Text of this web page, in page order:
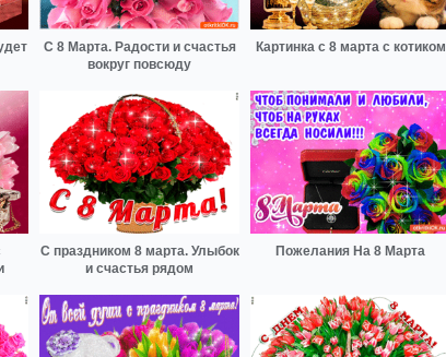
С 8 Марта. Радости и счастья
вокруг повсюду
Картинка с 8 марта с котиком
С праздником 8 марта. Улыбок
и счастья рядом
Пожелания На 8 Марта